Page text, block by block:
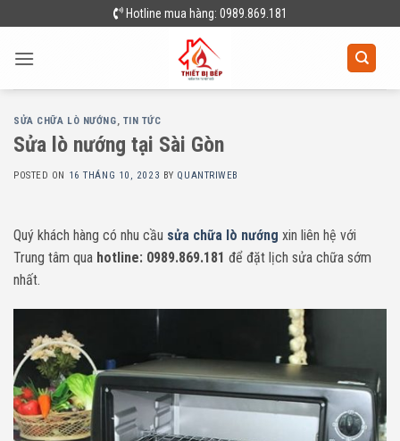
to
content
Hotline mua hàng: 0989.869.181
SỬA CHỮA LÒ NƯỚNG, TIN TỨC
Sửa lò nướng tại Sài Gòn
POSTED ON 16 THÁNG 10, 2023 BY QUANTRIWEB
Quý khách hàng có nhu cầu sửa chữa lò nướng xin liên hệ với
Trung tâm qua hotline: 0989.869.181 để đặt lịch sửa chữa sớm
nhất.